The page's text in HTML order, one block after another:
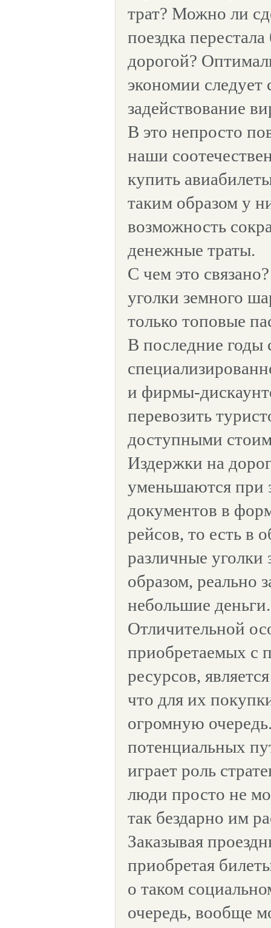
трат? Можно ли
поездка
дорогой?
экономии следует
задействование
В это непросто
наши
купить
таким образом у
возможность
денежные траты.
С чем это
уголки земного
только топовые
В последние годы
и фирмы-
перевозить
доступными
Издержки на
уменьшаются при
документов в
рейсов, то есть в
различные уголки
образом, реально
небольшие деньги.
Отличительной
приобретаемых с
ресурсов,
что для их
огромную
потенциальных
играет роль
люди просто не
так бездарно им
Заказывая
приобретая
о таком
очередь, вообще